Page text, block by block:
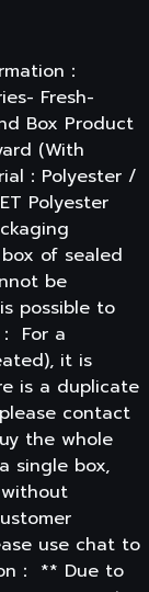
：
Fresh-
Box Product
(With
：Polyester /
Polyester
of sealed
be
possible to
For a
it is
is a duplicate
contact
the whole
single box,
use chat to
： ** Due to